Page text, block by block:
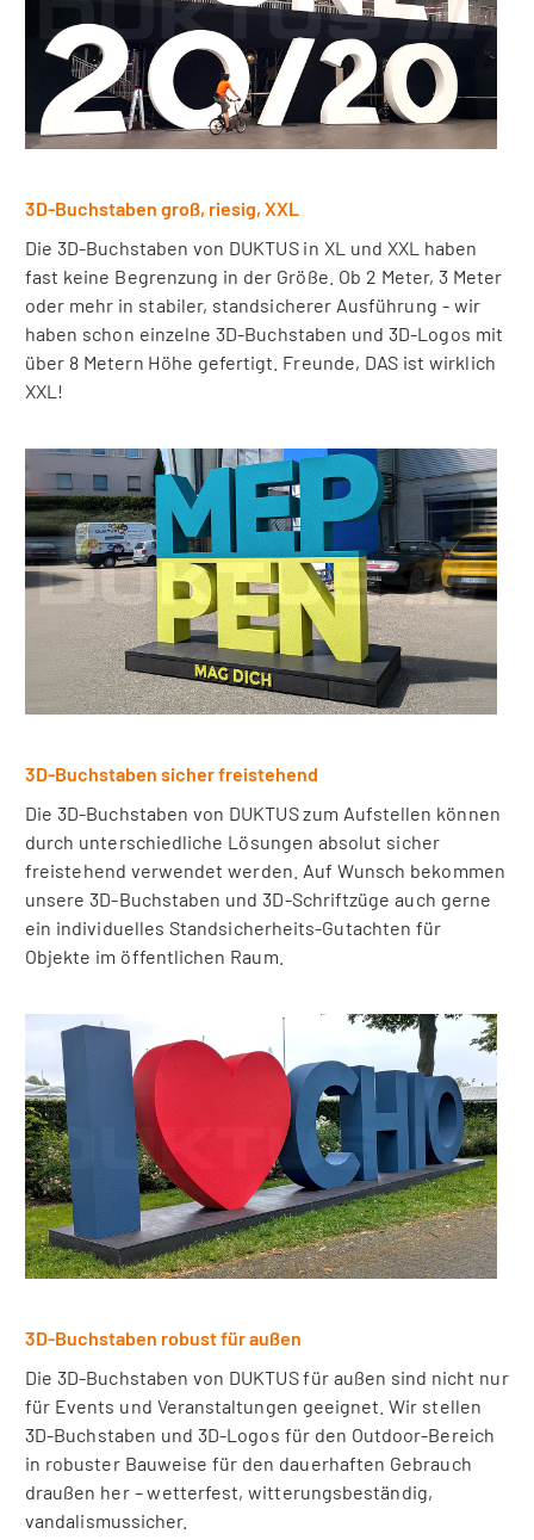
3D-Buchstaben groß, riesig, XXL
Die 3D-Buchstaben von DUKTUS in XL und XXL haben
fast keine Begrenzung in der Größe. Ob 2 Meter, 3 Meter
oder mehr in stabiler, standsicherer Ausführung - wir
haben schon einzelne 3D-Buchstaben und 3D-Logos mit
über 8 Metern Höhe gefertigt. Freunde, DAS ist wirklich
XXL!
3D-Buchstaben sicher freistehend
Die 3D-Buchstaben von DUKTUS zum Aufstellen können
durch unterschiedliche Lösungen absolut sicher
freistehend verwendet werden. Auf Wunsch bekommen
unsere 3D-Buchstaben und 3D-Schriftzüge auch gerne
ein individuelles Standsicherheits-Gutachten für
Objekte im öffentlichen Raum.
3D-Buchstaben robust für außen
Die 3D-Buchstaben von DUKTUS für außen sind nicht nur
für Events und Veranstaltungen geeignet. Wir stellen
3D-Buchstaben und 3D-Logos für den Outdoor-Bereich
in robuster Bauweise für den dauerhaften Gebrauch
draußen her – wetterfest, witterungsbeständig,
vandalismussicher.